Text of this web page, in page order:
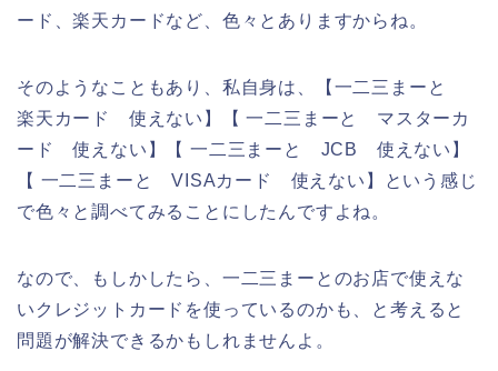
ード、楽天カードなど、色々とありますからね。
そのようなこともあり、私自身は、【一二三まーと
楽天カード 使えない】【 一二三まーと マスターカ
ード 使えない】【 一二三まーと JCB 使えない】
【 一二三まーと VISAカード 使えない】という感じ
で色々と調べてみることにしたんですよね。
なので、もしかしたら、一二三まーとのお店で使えな
いクレジットカードを使っているのかも、と考えると
問題が解決できるかもしれませんよ。